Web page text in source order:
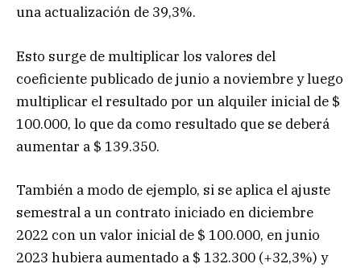
una actualización de 39,3%.
Esto surge de multiplicar los valores del
coeficiente publicado de junio a noviembre y luego
multiplicar el resultado por un alquiler inicial de $
100.000, lo que da como resultado que se deberá
aumentar a $ 139.350.
También a modo de ejemplo, si se aplica el ajuste
semestral a un contrato iniciado en diciembre
2022 con un valor inicial de $ 100.000, en junio
2023 hubiera aumentado a $ 132.300 (+32,3%) y